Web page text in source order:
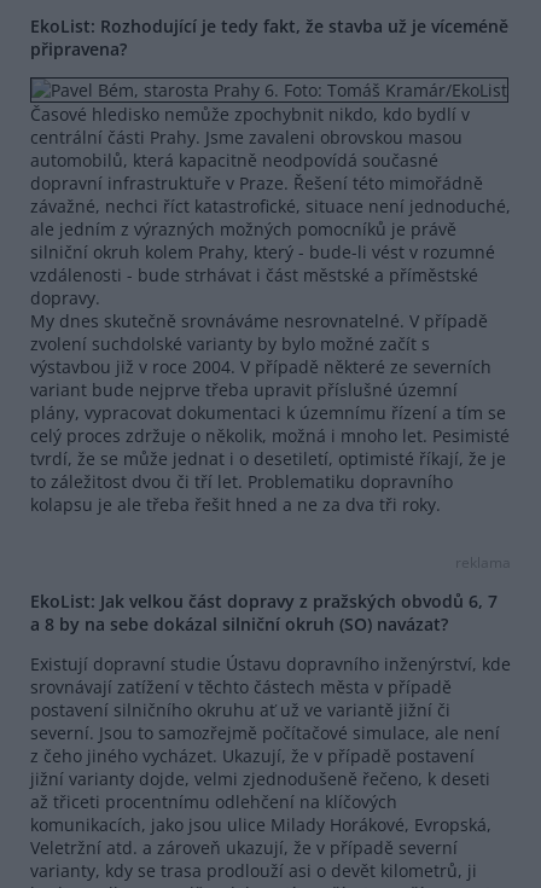
EkoList: Rozhodující je tedy fakt, že stavba už je víceméně
připravena?
Časové hledisko nemůže zpochybnit nikdo, kdo bydlí v
centrální části Prahy. Jsme zavaleni obrovskou masou
automobilů, která kapacitně neodpovídá současné
dopravní infrastruktuře v Praze. Řešení této mimořádně
závažné, nechci říct katastrofické, situace není jednoduché,
ale jedním z výrazných možných pomocníků je právě
silniční okruh kolem Prahy, který - bude-li vést v rozumné
vzdálenosti - bude strhávat i část městské a příměstské
dopravy.
My dnes skutečně srovnáváme nesrovnatelné. V případě
zvolení suchdolské varianty by bylo možné začít s
výstavbou již v roce 2004. V případě některé ze severních
variant bude nejprve třeba upravit příslušné územní
plány, vypracovat dokumentaci k územnímu řízení a tím se
celý proces zdržuje o několik, možná i mnoho let. Pesimisté
tvrdí, že se může jednat i o desetiletí, optimisté říkají, že je
to záležitost dvou či tří let. Problematiku dopravního
kolapsu je ale třeba řešit hned a ne za dva tři roky.
reklama
EkoList: Jak velkou část dopravy z pražských obvodů 6, 7
a 8 by na sebe dokázal silniční okruh (SO) navázat?
Existují dopravní studie Ústavu dopravního inženýrství, kde
srovnávají zatížení v těchto částech města v případě
postavení silničního okruhu ať už ve variantě jižní či
severní. Jsou to samozřejmě počítačové simulace, ale není
z čeho jiného vycházet. Ukazují, že v případě postavení
jižní varianty dojde, velmi zjednodušeně řečeno, k deseti
až třiceti procentnímu odlehčení na klíčových
komunikacích, jako jsou ulice Milady Horákové, Evropská,
Veletržní atd. a zároveň ukazují, že v případě severní
varianty, kdy se trasa prodlouží asi o devět kilometrů, ji